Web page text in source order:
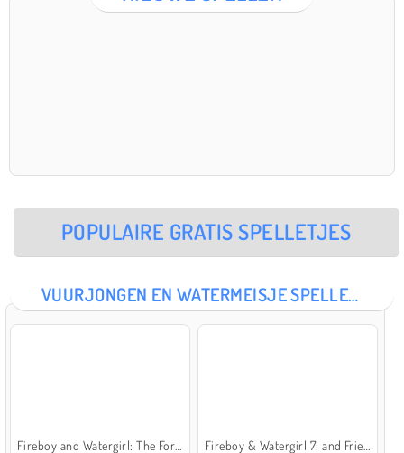
POPULAIRE GRATIS SPELLETJES
VUURJONGEN EN WATERMEISJE SPELLETJES